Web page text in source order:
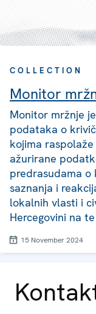
COLLECTION
Monitor
Monitor mržnje
podataka o
kojima raspolaže
ažurirane
predrasudama o
saznanja i
lokalnih vlasti i
Hercegovini na
15 November 2024